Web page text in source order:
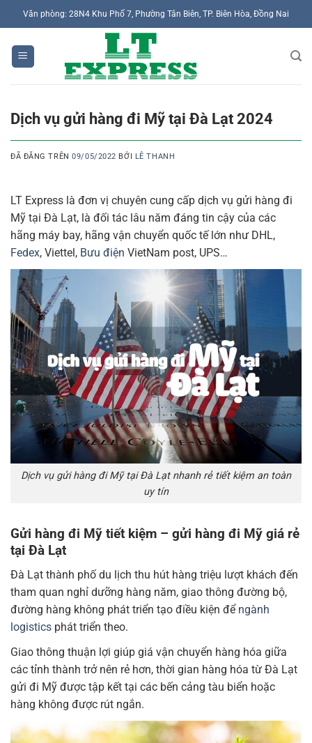
Chuyển
đến
nội
dung
Văn phòng: 28N4 Khu Phố 7, Phường Tân Biên, TP. Biên Hòa, Đồng Nai
Dịch vụ gửi hàng đi Mỹ tại Đà Lạt 2024
ĐÃ ĐĂNG TRÊN09/05/2022 BỞI LÊ THANH
LT Express là đơn vị chuyên cung cấp dịch vụ gửi hàng đi
Mỹ tại Đà Lạt, là đối tác lâu năm đáng tin cậy của các
hãng máy bay, hãng vận chuyển quốc tế lớn như DHL,
Fedex, Viettel, Bưu điện VietNam post, UPS…
Dịch vụ gửi hàng đi Mỹ tại Đà Lạt nhanh rẻ tiết kiệm an toàn
uy tín
Gửi hàng đi Mỹ tiết kiệm – gửi hàng đi Mỹ giá rẻ
tại Đà Lạt
Đà Lạt thành phố du lịch thu hút hàng triệu lượt khách đến
tham quan nghỉ dưỡng hàng năm, giao thông đường bộ,
đường hàng không phát triển tạo điều kiện để ngành
logistics phát triển theo.
Giao thông thuận lợi giúp giá vận chuyển hàng hóa giữa
các tỉnh thành trở nên rẻ hơn, thời gian hàng hóa từ Đà Lạt
gửi đi Mỹ được tập kết tại các bến cảng tàu biển hoặc
hàng không được rút ngắn.